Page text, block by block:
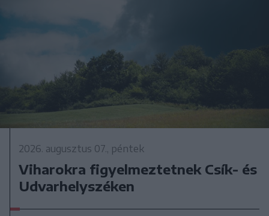
2026. augusztus 07., péntek
Viharokra figyelmeztetnek Csík- és
Udvarhelyszéken